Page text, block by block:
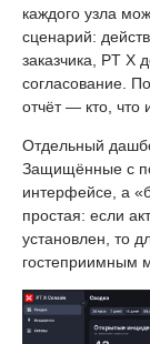
каждого узла
сценарий:
заказчика, PT X
согласование.
отчёт — кто, что
Отдельный
Защищённые с
интерфейсе, а
простая: если
установлен, то
гостеприимным